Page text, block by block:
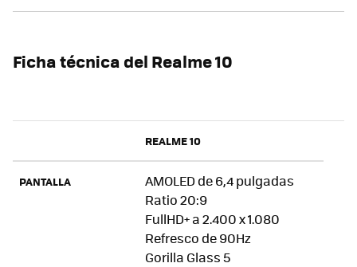
Ficha técnica del Realme 10
REALME 10
PANTALLA
AMOLED de 6,4 pulgadas
Ratio 20:9
FullHD+ a 2.400 x 1.080
Refresco de 90Hz
Gorilla Glass 5